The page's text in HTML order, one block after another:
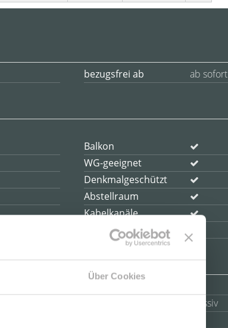
Über Cookies
bezugsfrei ab ab sofort
Balkon
WG-geeignet
Denkmalgeschützt
Abstellraum
Kabelkanäle
DV-Verkabelung
Massiv